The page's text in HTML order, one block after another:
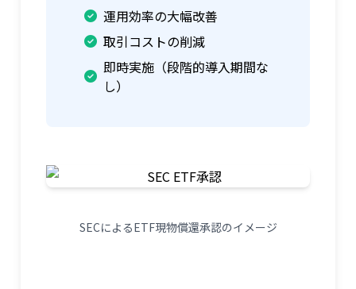
運用効率の大幅改善
取引コストの削減
即時実施（段階的導入期間な
し）
SECによるETF現物償還承認のイメージ